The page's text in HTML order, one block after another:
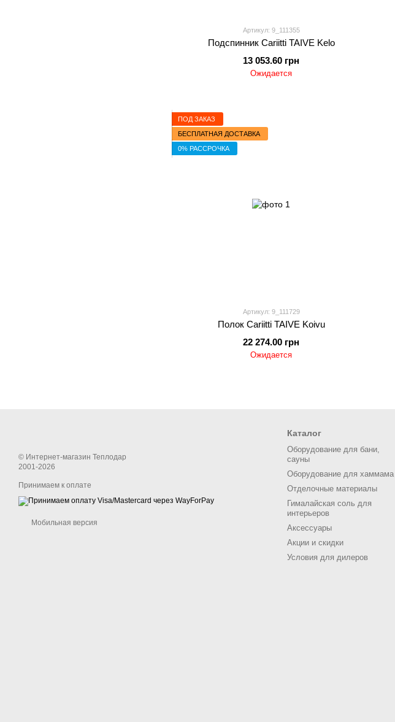
Артикул: 9_111355
Подспинник Cariitti TAIVE Kelo
13 053.60 грн
Ожидается
ПОД ЗАКАЗ
БЕСПЛАТНАЯ ДОСТАВКА
0% РАССРОЧКА
Артикул: 9_111729
Полок Cariitti TAIVE Koivu
22 274.00 грн
Ожидается
© Интернет-магазин Теплодар
2001-2026
Принимаем к оплате
Мобильная версия
Каталог
Оборудование для бани,
сауны
Оборудование для хаммама
Отделочные материалы
Гималайская соль для
интерьеров
Аксессуары
Акции и скидки
Условия для дилеров